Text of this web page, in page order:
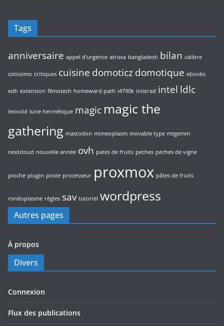
Tags
anniversaire appel d'urgence atraxa bangladesh bilan calibre
colissimo critiques cuisine domoticzdomotique ebooks
edh extension filmotech homeward path i4790k inistrad intel ldlc
leovold lune hermétique magic magic the
gathering mastodon mimeoplasm movable type mtgemm
nextcloud nouvelle année ovh pates de fruits peches peches de vigne
pioche plugin poste processeur proxmox pâtes de fruits
ronéoplasme règles sav tutoriel wordpress
Autres pages
À propos
Divers
Connexion
Flux des publications